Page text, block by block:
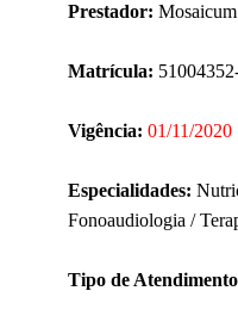
Prestador:
Matrícula:
Vigência: 01/11/2020
Especialidades:
Fonoaudiologia /
Tipo de